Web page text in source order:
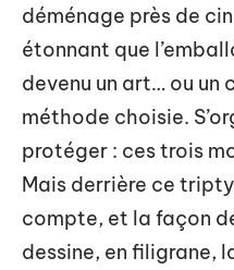
déménage près de
étonnant que
devenu un art… ou
méthode choisie.
protéger : ces trois
Mais derrière ce
compte, et la façon
dessine, en filigrane,